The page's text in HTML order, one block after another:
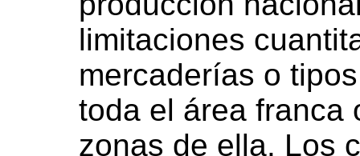
limitaciones
mercaderías o
toda el área franca
zonas de ella. Los